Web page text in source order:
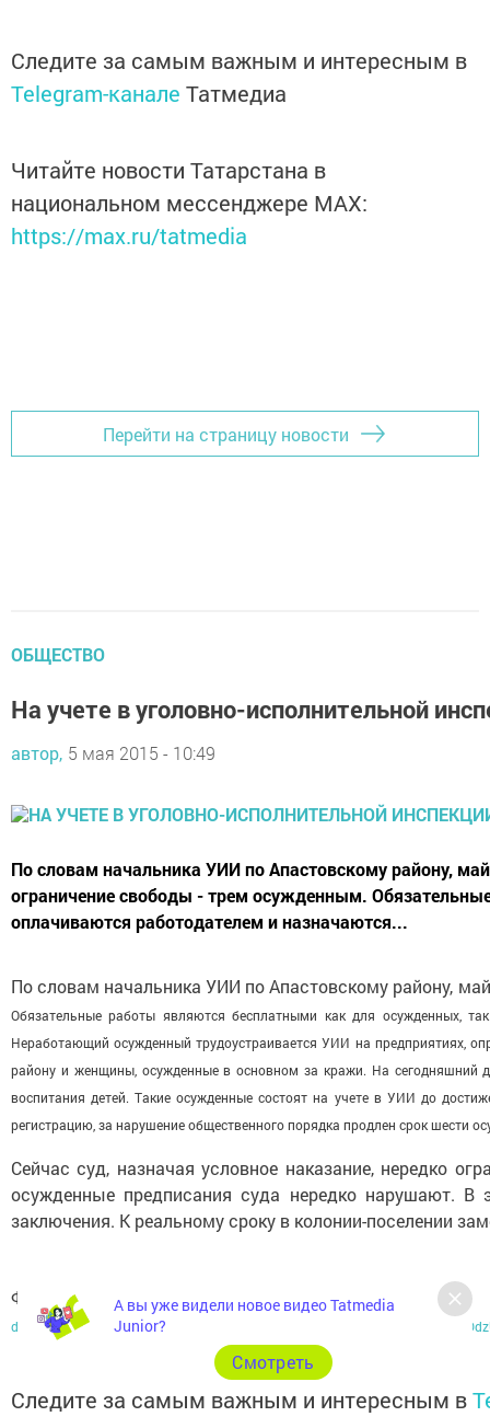
Следите за самым важным и интересным в
Telegram-канале Татмедиа
Читайте новости Татарстана в
национальном мессенджере MАХ:
https://max.ru/tatmedia
Перейти на страницу новости
ОБЩЕСТВО
На учете в уголовно-исполнительной
автор, 5 мая 2015 - 10:49
По словам начальника УИИ по Апастовскому району,
ограничение свободы - трем осужденным.
оплачиваются работодателем и назначаются...
По словам начальника УИИ по Апастовскому району,
Обязательные работы являются бесплатными как для осужденных,
Неработающий осужденный трудоустраивается УИИ на предприятиях,
району и женщины, осужденные в основном за кражи. На сегодняшний
воспитания детей. Такие осужденные состоят на учете в УИИ до
регистрацию, за нарушение общественного порядка продлен срок шести
Сейчас суд, назначая условное наказание, нередко
осужденные предписания суда нередко нарушают.
заключения. К реальному сроку в колонии-поселении
Фото:
https://yandex.ru/clck/redir/EIW2pfxuI9g?
Следите за самым важным и интересным в
А вы уже видели новое видео Tatmedia
Junior?
Cмотреть